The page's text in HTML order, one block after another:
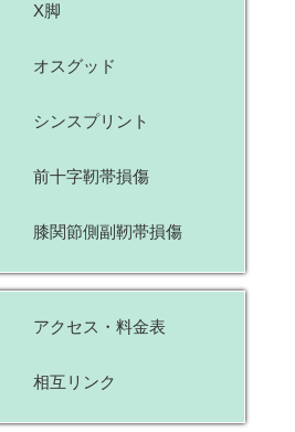
X脚
オスグッド
シンスプリント
前十字靭帯損傷
膝関節側副靭帯損傷
アクセス・料金表
相互リンク